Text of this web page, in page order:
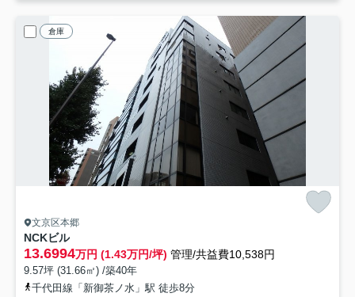
倉庫
文京区本郷
NCKビル
13.6994万円 (1.43万円/坪) 管理/共益費10,538円
9.57坪 (31.66㎡) /築40年
千代田線「新御茶ノ水」駅 徒歩8分